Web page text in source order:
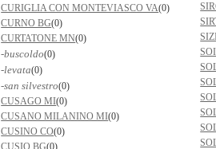
CURIGLIA CON MONTEVIASCO VA(0)
CURNO BG(0)
CURTATONE MN(0)
-buscoldo(0)
-levata(0)
-san silvestro(0)
CUSAGO MI(0)
CUSANO MILANINO MI(0)
CUSINO CO(0)